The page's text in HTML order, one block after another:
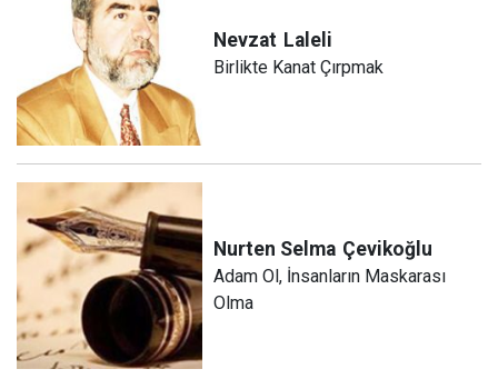
Nevzat Laleli
Birlikte Kanat Çırpmak
Nurten Selma Çevikoğlu
Adam Ol, İnsanların Maskarası
Olma